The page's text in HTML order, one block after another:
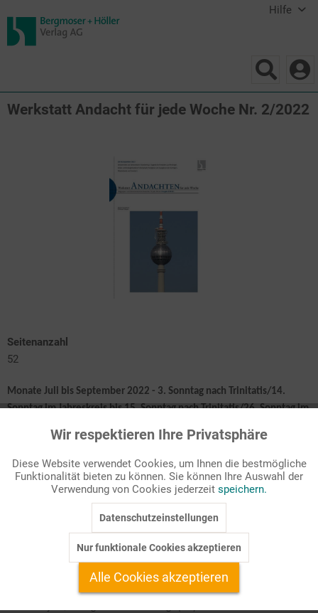
Hilfe
Werkstatt Andacht für jede Woche Nr. 2/2022
Seitenanzahl
52
Monate Juli bis September 2022 - 3. Sonntag nach Trinitatis/14.
Sonntag im Jahreskreisbis 15. Sonntag nach Trinitatis/26. Sonntag im
Jede Andacht ist angelehnt an den Kirchenjahressonntag (ev.) und den
Sonntag im Jahreskreis (kath.), der die Woche eröffnet.
Mitarbeitende/Gremien
Funktionale Aktiv
Marketing Inaktiv
Inaktiv
Wir respektieren Ihre Privatsphäre
Diese Website verwendet Cookies, um Ihnen die bestmögliche
Funktionalität bieten zu können. Sie können Ihre Auswahl der
Verwendung von Cookies jederzeit speichern.
Datenschutzeinstellungen
Nur funktionale Cookies akzeptieren
Alle Cookies akzeptieren